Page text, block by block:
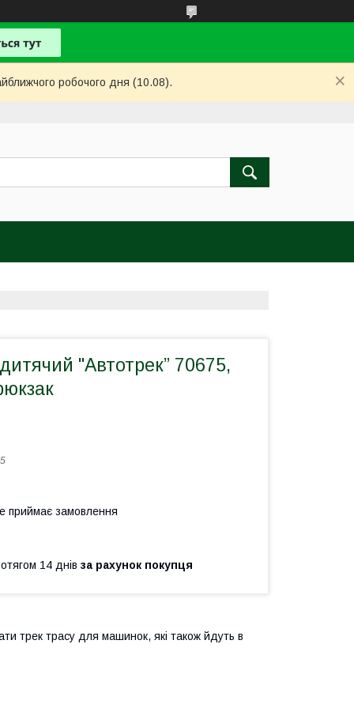
робочого дня (10.08).
"Автотрек” 70675,
приймає замовлення
14 днів за рахунок покупця
трек трасу для машинок, які також йдуть в